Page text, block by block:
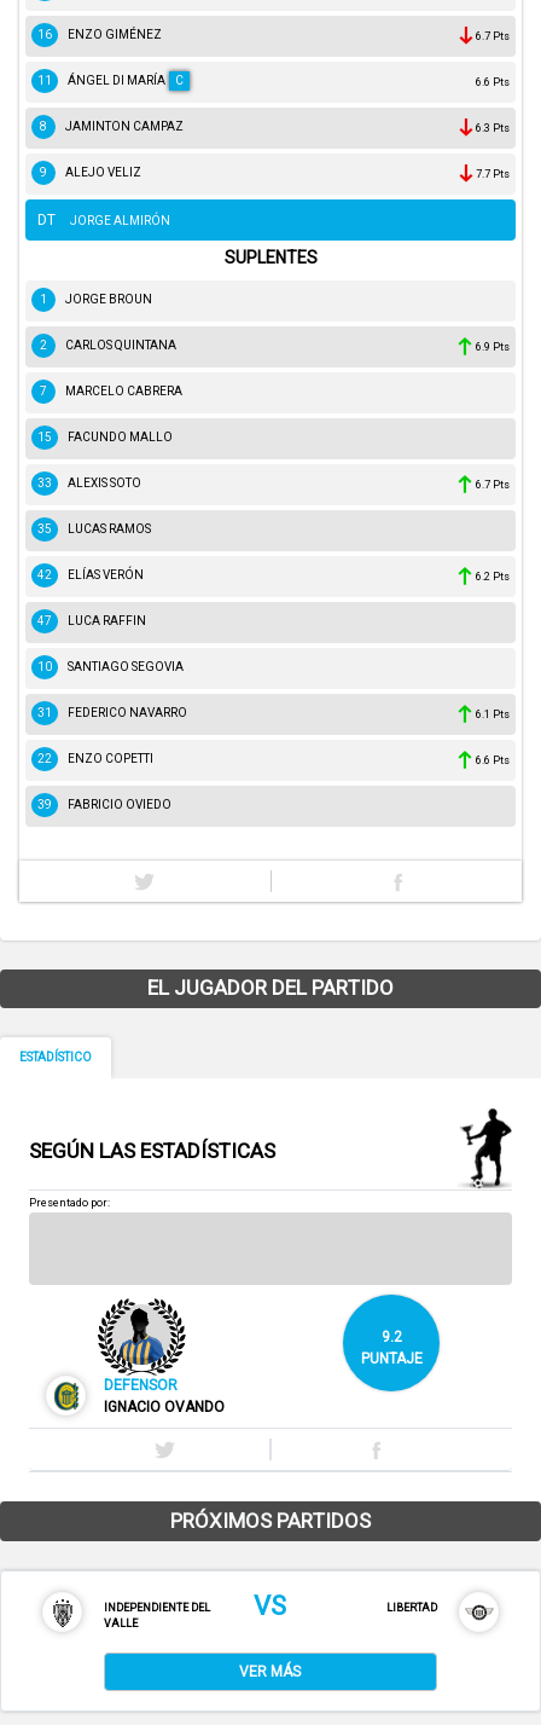
16 ENZO GIMÉNEZ 6.7 Pts
11 ÁNGEL DI MARÍA C 6.6 Pts
8 JAMINTON CAMPAZ 6.3 Pts
9 ALEJO VELIZ 7.7 Pts
DT JORGE ALMIRÓN
SUPLENTES
1 JORGE BROUN
2 CARLOS QUINTANA 6.9 Pts
7 MARCELO CABRERA
15 FACUNDO MALLO
33 ALEXIS SOTO 6.7 Pts
35 LUCAS RAMOS
42 ELÍAS VERÓN 6.2 Pts
47 LUCA RAFFIN
10 SANTIAGO SEGOVIA
31 FEDERICO NAVARRO 6.1 Pts
22 ENZO COPETTI 6.6 Pts
39 FABRICIO OVIEDO
EL JUGADOR DEL PARTIDO
ESTADÍSTICO
SEGÚN LAS ESTADÍSTICAS
Presentado por:
DEFENSOR
IGNACIO OVANDO
9.2
PUNTAJE
PRÓXIMOS PARTIDOS
INDEPENDIENTE DEL
VALLE
VS LIBERTAD
VER MÁS